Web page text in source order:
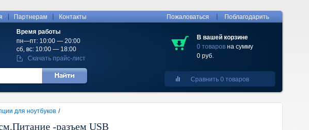
Партнерам Контакты
Время работы
пн—пт: 10:00 — 20:00
сб, вс: 10:00 — 18:00
Скачать прайс-лист
Пожаловаться Поблагодарить
В вашей корзине
0 товаров на сумму
0 руб.
Сравнить 0 товаров
для ноутбуков /
-разъем USB